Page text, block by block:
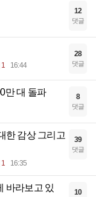
12
댓글
1 16:44
28
댓글
만 대 돌파 8
댓글
한 감상 그리고
1 16:35
39
댓글
바라보고 있
10